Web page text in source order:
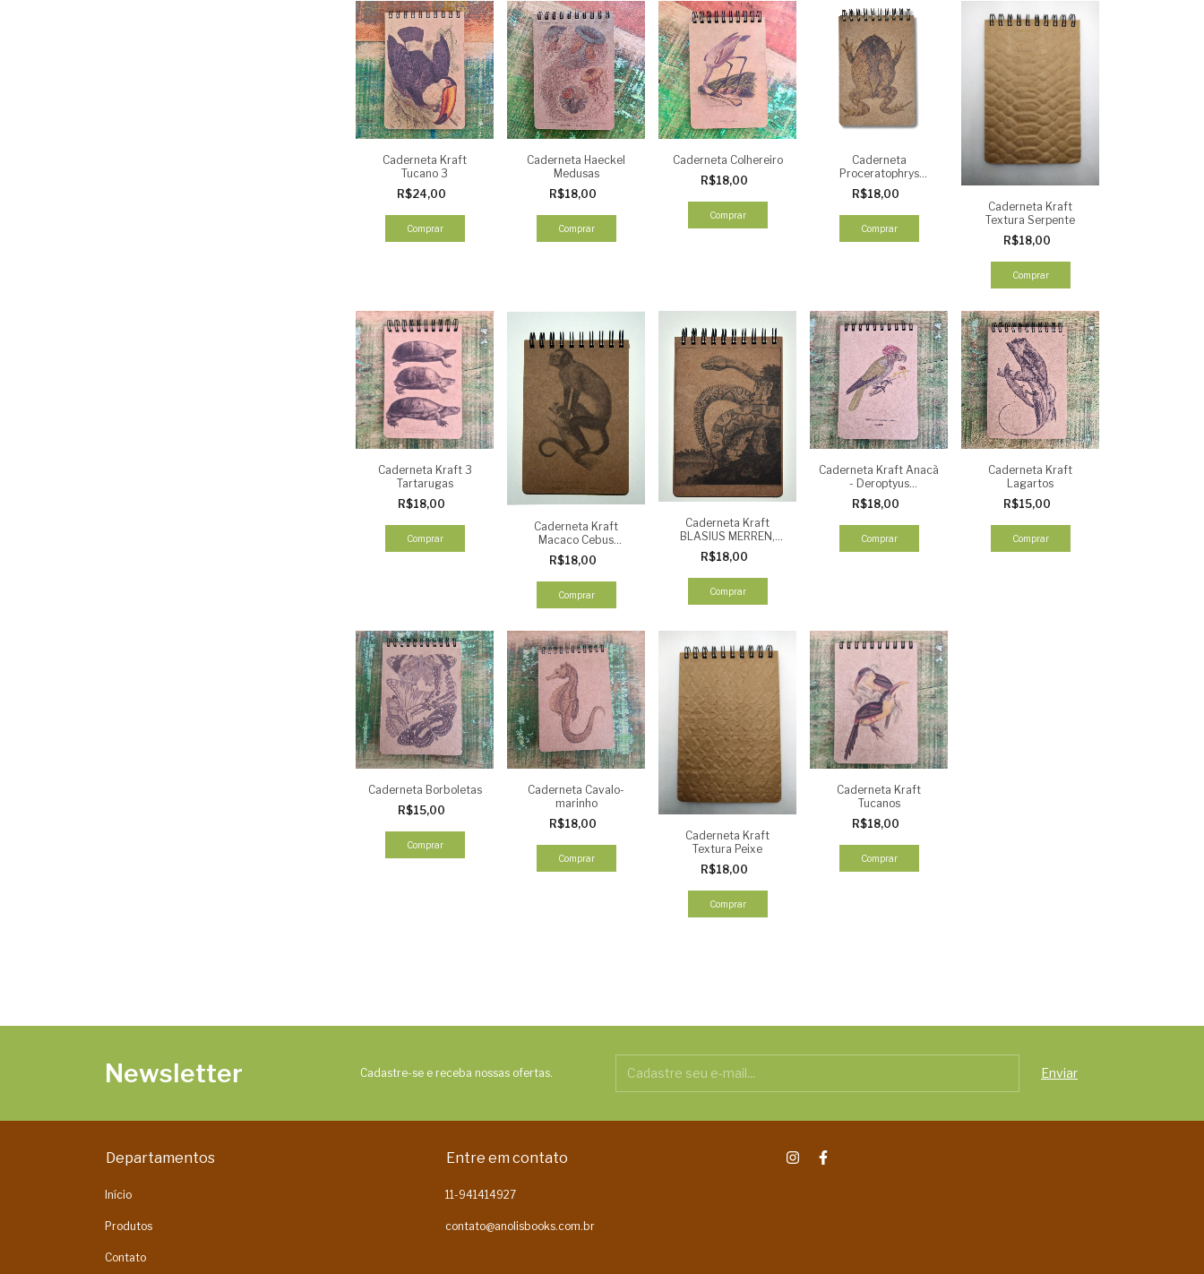
Caderneta Kraft
Tucano 3
R$24,00
Comprar
Caderneta Haeckel
Medusas
R$18,00
Comprar
Caderneta Colhereiro
R$18,00
Comprar
Caderneta
Proceratophrys
Miranda Ribeiro 1926
R$18,00
Comprar
Caderneta Kraft
Textura Serpente
R$18,00
Comprar
Caderneta Kraft 3
Tartarugas
R$18,00
Comprar
Caderneta Kraft
Macaco Cebus
macrocephalus 1823
SPIX
R$18,00
Comprar
Caderneta Kraft
BLASIUS MERREN,
1790 Boa
R$18,00
Comprar
Caderneta Kraft Anacã
- Deroptyus
accipitrinus
R$18,00
Comprar
Caderneta Kraft
Lagartos
R$15,00
Comprar
Caderneta Borboletas
R$15,00
Comprar
Caderneta Cavalo-
marinho
R$18,00
Comprar
Caderneta Kraft
Textura Peixe
R$18,00
Comprar
Caderneta Kraft
Tucanos
R$18,00
Comprar
Newsletter Cadastre-se e receba nossas ofertas.
Departamentos
Início
Produtos
Contato
Entre em contato
11-941414927
contato@anolisbooks.com.br